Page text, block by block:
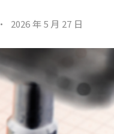
· 2026 年 5 月 27 日